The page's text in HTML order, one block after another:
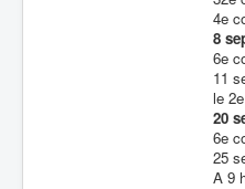
4e
8
6e
11
le
20
6e
25
A 9